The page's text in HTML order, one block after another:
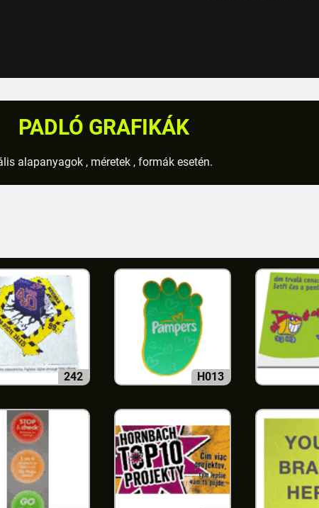
PADLÓ GRAFIKÁK
alapanyagok , méretek , formák esetén.
242 H013